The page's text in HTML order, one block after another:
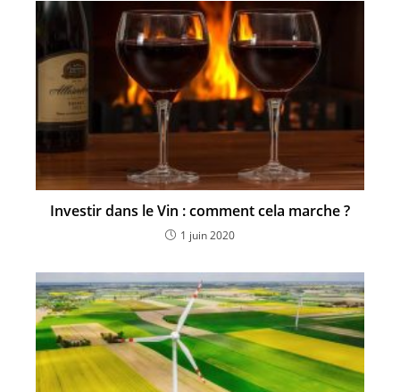
Investir dans le Vin : comment cela marche ?
1 juin 2020